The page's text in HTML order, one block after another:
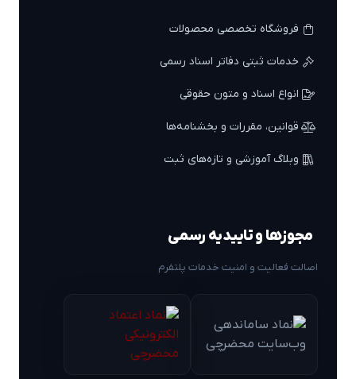
فروشگاه تخصصی محصولات
خدمات ثبتی دفاتر اسناد رسمی
انواع اسناد و متون حقوقی
قوانین، مقررات و بخشنامه‌ها
وبلاگ آموزشی و تازه‌های ثبت
مجوزها و تاییدیه رسمی
اصالت فعالیت و امنیت خدمات پلتفرم